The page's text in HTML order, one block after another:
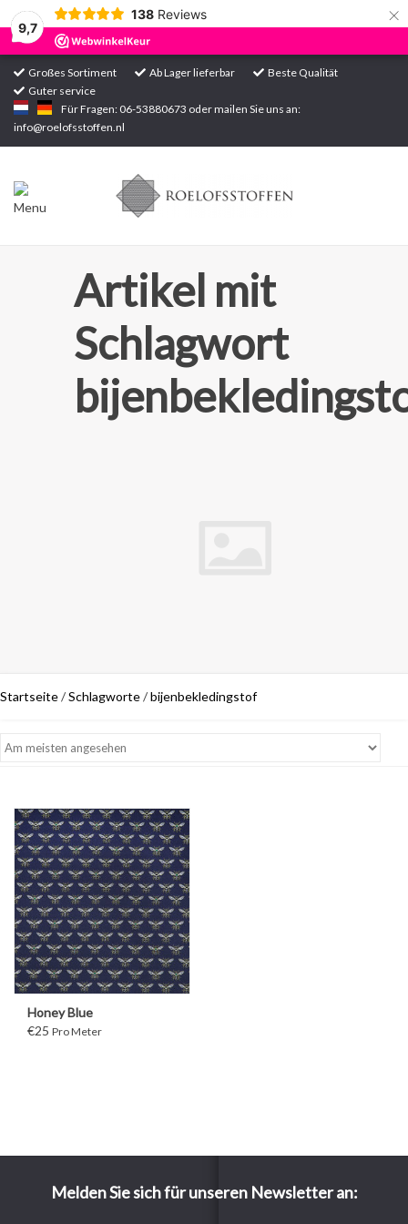
9,7
138 Reviews ×
Großes Sortiment Ab Lager lieferbar
Beste Qualität
Guter service
Für Fragen: 06-53880673 oder mailen Sie uns an:
info@roelofsstoffen.nl
Startseite
Sortiment
Artikel mit
Schlagwort
Startseite/Schlagworte/bijenbekledingstof
Honey Blue
€25 Pro Meter
Melden Sie sich für unseren Newsletter an: